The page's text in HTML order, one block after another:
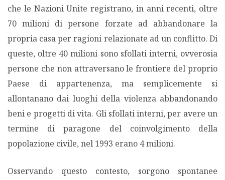
MONDO IN CIFRE
NAVIGANDO IN RETE
PODCAST EVENTI
AUTORI
che le Nazioni Unite registrano, in anni recenti, oltre
70 milioni di persone forzate ad abbandonare la
propria casa per ragioni relazionate ad un conflitto. Di
queste, oltre 40 milioni sono sfollati interni, ovverosia
persone che non attraversano le frontiere del proprio
Paese di appartenenza, ma semplicemente si
allontanano dai luoghi della violenza abbandonando
beni e progetti di vita. Gli sfollati interni, per avere un
termine di paragone del coinvolgimento della
popolazione civile, nel 1993 erano 4 milioni.
Osservando questo contesto, sorgono spontanee